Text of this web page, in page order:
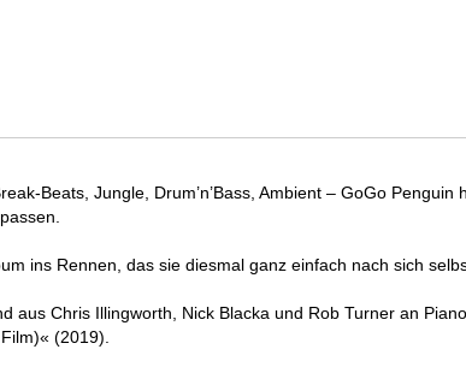
Beats, Jungle, Drum’n’Bass, Ambient – GoGo
ins Rennen, das sie diesmal ganz einfach nach sich
aus Chris Illingworth, Nick Blacka und Rob Turner an
(2019).